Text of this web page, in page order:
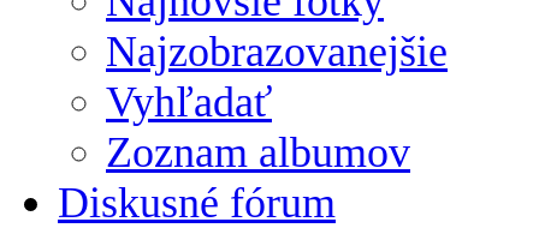
Najzobrazovanejšie
Vyhľadať
Zoznam albumov
Diskusné fórum